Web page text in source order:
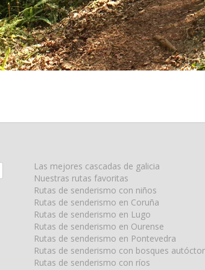
Las mejores cascadas de galicia
Nuestras rutas favoritas
Rutas de senderismo con niños
Rutas de senderismo en Coruña
Rutas de senderismo en Lugo
Rutas de senderismo en Ourense
Rutas de senderismo en Pontevedra
Rutas de senderismo con bosques
Rutas de senderismo con ríos